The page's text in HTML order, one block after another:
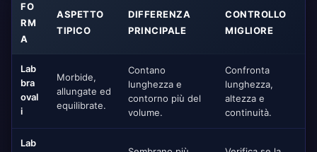
FO
RM
A
ASPETTO
TIPICO
DIFFERENZA
PRINCIPALE
CONTROLLO
MIGLIORE
Lab
bra
oval
i
Morbide,
allungate ed
equilibrate.
Contano
lunghezza e
contorno più del
volume.
Confronta
lunghezza,
altezza e
continuità.
Lab